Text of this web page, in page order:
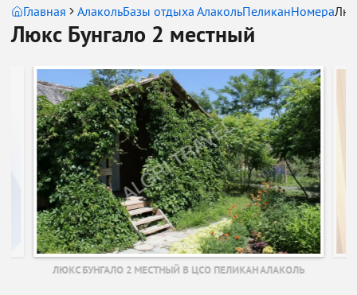
Главная АлакольБазы отдыха АлакольПеликанНомера
Люкс Бунгало 2 местный
ЛЮКС БУНГАЛО 2 МЕСТНЫЙ В ЦСО ПЕЛИКАН АЛАКОЛЬ